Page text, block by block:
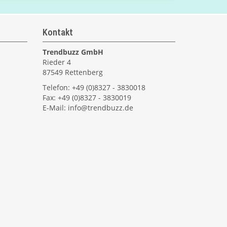
Kontakt
Trendbuzz GmbH
Rieder 4
87549 Rettenberg
Telefon: +49 (0)8327 - 3830018
Fax: +49 (0)8327 - 3830019
E-Mail: info@trendbuzz.de